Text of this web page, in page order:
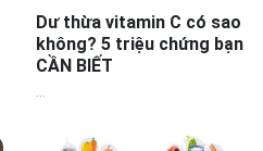
Dư thừa vitamin C có sao
không? 5 triệu chứng bạn
CẦN BIẾT